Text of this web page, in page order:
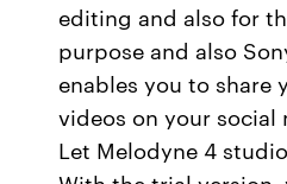
editing and also for
purpose and also
enables you to share
videos on your social
Let Melodyne 4